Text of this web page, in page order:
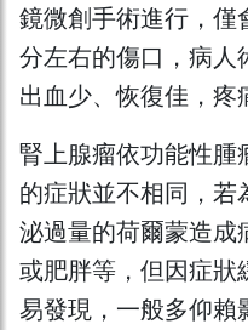
鏡微創手術進行，僅
分左右的傷口，病人
出血少、恢復佳，疼
腎上腺瘤依功能性腫
的症狀並不相同，
泌過量的荷爾蒙造成
或肥胖等，但因症狀
易發現，一般多仰賴